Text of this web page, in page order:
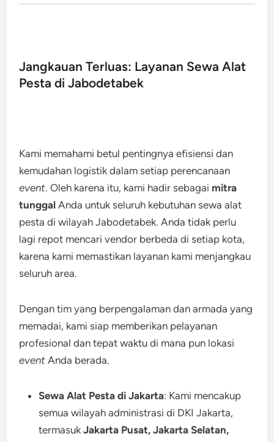
Jangkauan Terluas: Layanan Sewa Alat
Pesta di Jabodetabek
Kami memahami betul pentingnya efisiensi dan
kemudahan logistik dalam setiap perencanaan
event. Oleh karena itu, kami hadir sebagai mitra
tunggal Anda untuk seluruh kebutuhan sewa alat
pesta di wilayah Jabodetabek. Anda tidak perlu
lagi repot mencari vendor berbeda di setiap kota,
karena kami memastikan layanan kami menjangkau
seluruh area.
Dengan tim yang berpengalaman dan armada yang
memadai, kami siap memberikan pelayanan
profesional dan tepat waktu di mana pun lokasi
event Anda berada.
Sewa Alat Pesta di Jakarta: Kami mencakup
semua wilayah administrasi di DKI Jakarta,
termasukJakarta Pusat, Jakarta Selatan,